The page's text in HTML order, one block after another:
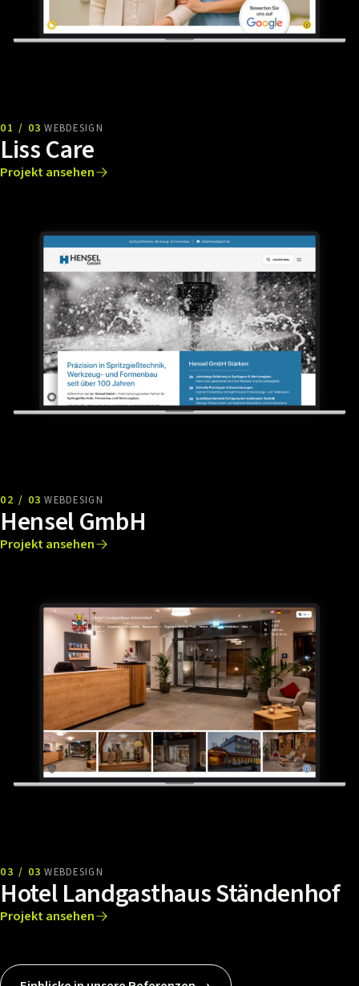
01 / 03 WEBDESIGN
Liss Care
Projekt ansehen
02 / 03 WEBDESIGN
Hensel GmbH
Projekt ansehen
03 / 03 WEBDESIGN
Hotel Landgasthaus Ständenhof
Projekt ansehen